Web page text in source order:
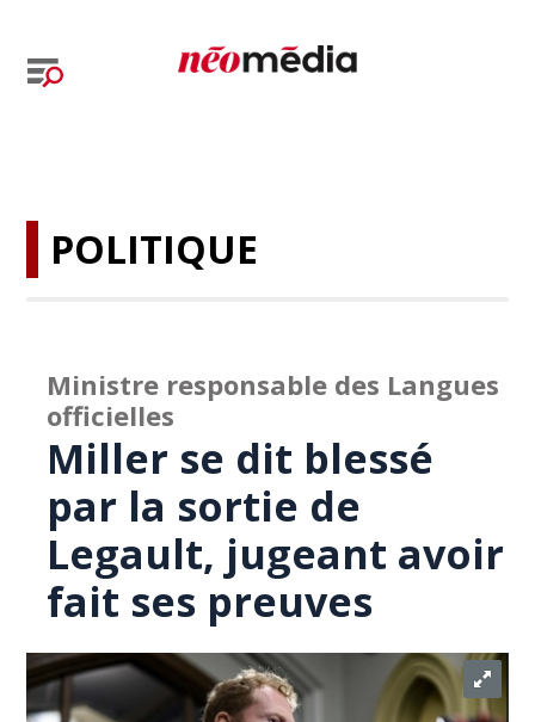
POLITIQUE
Ministre responsable des Langues
officielles
Miller se dit blessé
par la sortie de
Legault, jugeant avoir
fait ses preuves